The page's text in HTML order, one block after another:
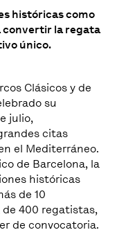
históricas como
convertir la regata
único.
Clásicos y de
su
julio,
citas
el Mediterráneo.
de Barcelona, la
históricas
de 10
400 regatistas,
de convocatoria.